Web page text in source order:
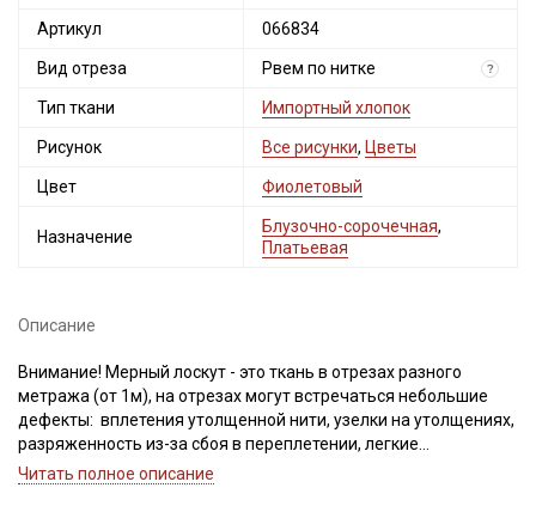
Артикул 066834
Вид отреза Рвем по нитке ?
Тип ткани Импортный хлопок
Рисунок Все рисунки, Цветы
Цвет Фиолетовый
Назначение
Блузочно-сорочечная,
Платьевая
Описание
Внимание! Мерный лоскут - это ткань в отрезах разного
метража (от 1м), на отрезах могут встречаться небольшие
дефекты: вплетения утолщенной нити, узелки на утолщениях,
разряженность из-за сбоя в переплетении, легкие
загрязнения вдоль кромки и на расстоянии до 5см от кромки,
Читать полное описание